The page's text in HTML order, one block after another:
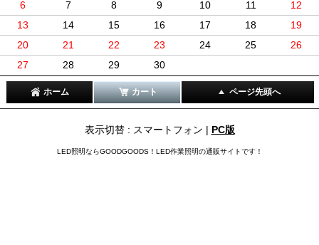
6
7 8 9 10 11
12
13
14 15 16 17 18
19
20
21 22 23 24 25
26
27
28 29 30
ホーム カート ページ先頭へ
表示切替 : スマートフォン | PC版
LED照明ならGOODGOODS！LED作業照明の通販サイトです！